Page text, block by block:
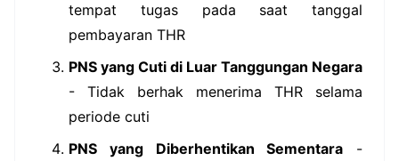
tempat tugas pada saat tanggal
pembayaran THR
PNS yang Cuti di Luar Tanggungan Negara
- Tidak berhak menerima THR selama
periode cuti
PNS yang Diberhentikan Sementara -